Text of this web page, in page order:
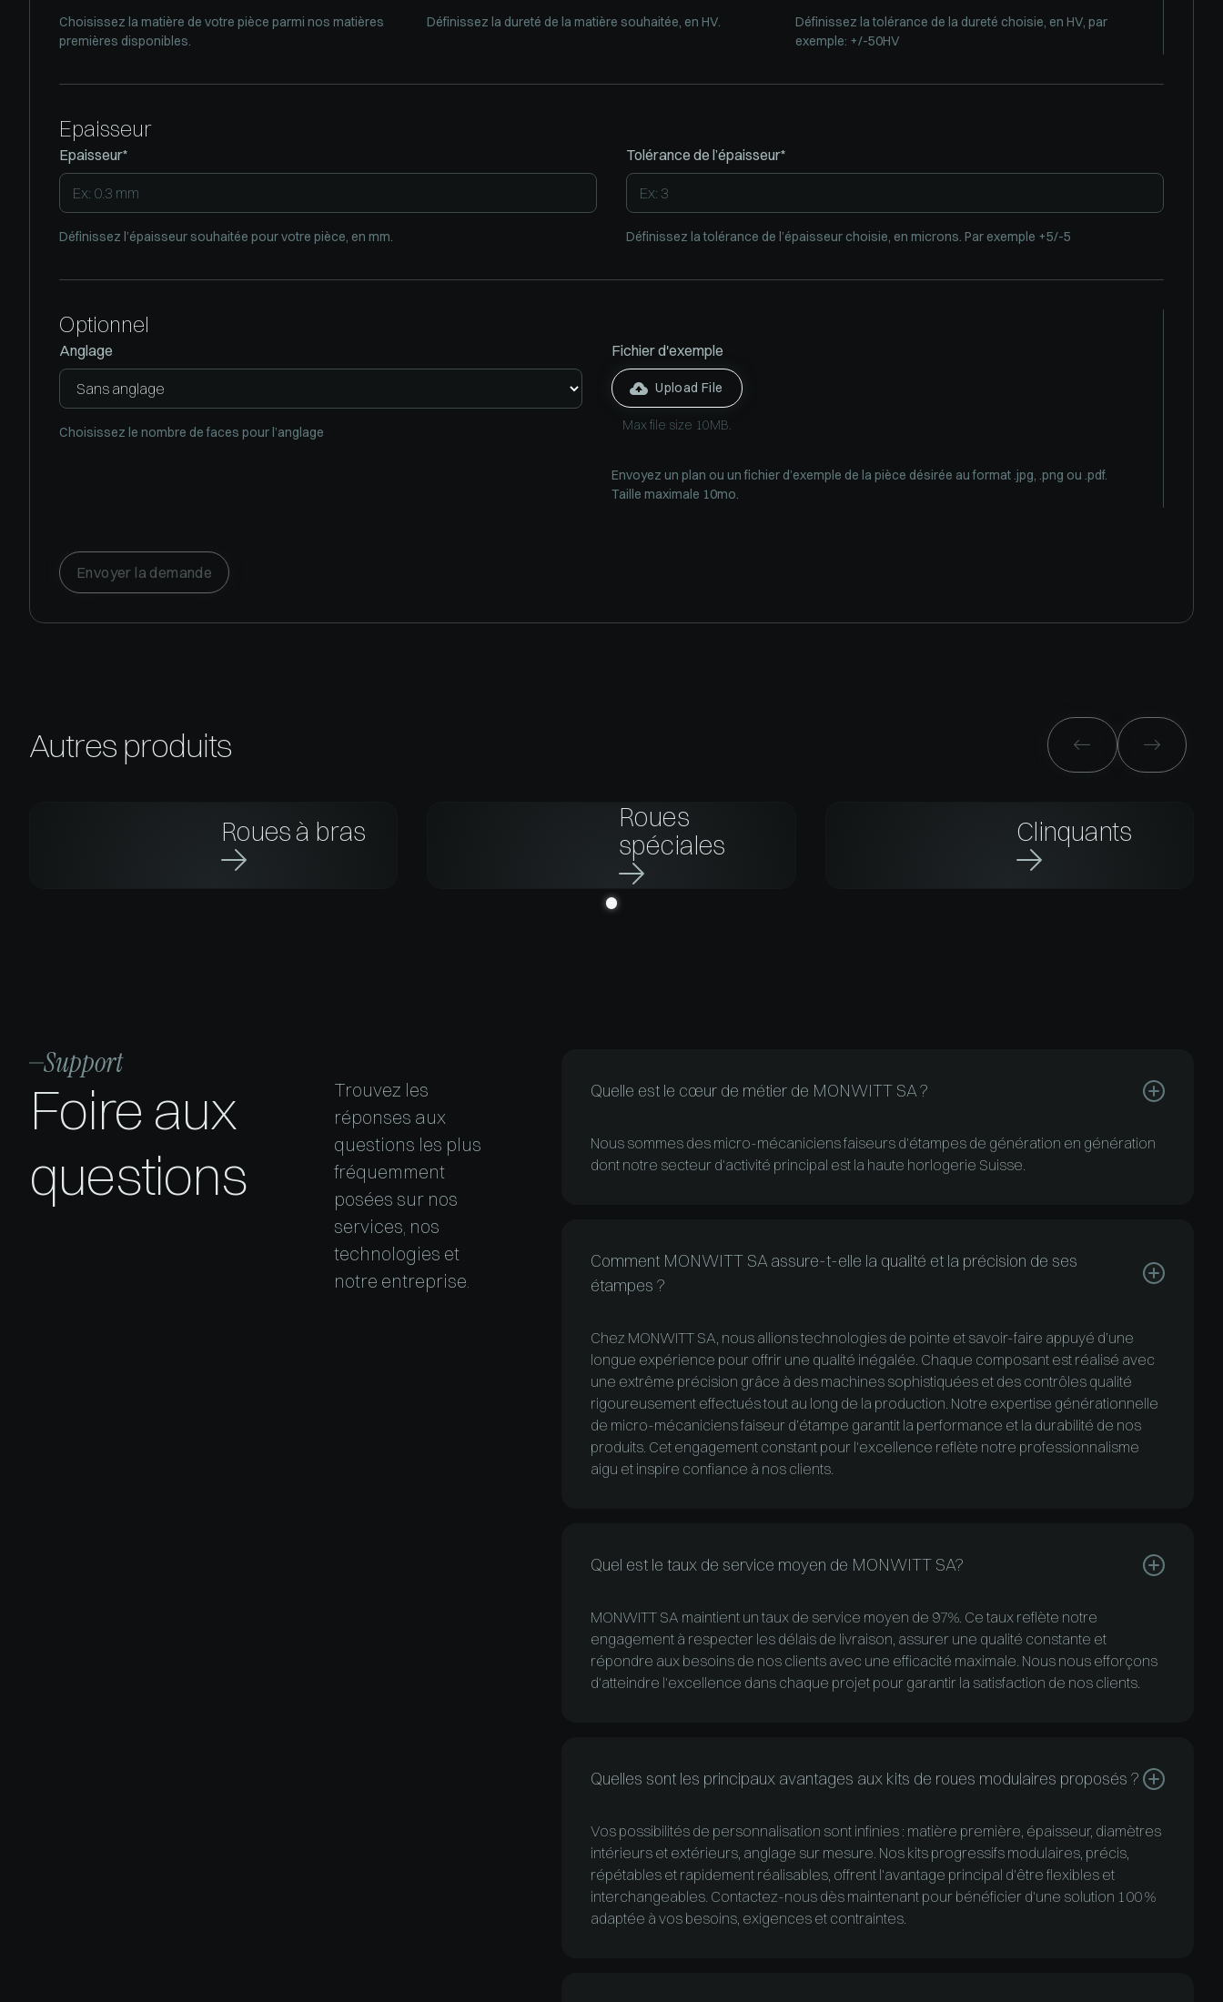
Choisissez la matière de votre pièce parmi nos matières
premières disponibles.
Définissez la dureté de la matière souhaitée, en HV.
Définissez la tolérance de la dureté choisie, en HV, par
exemple: +/-50HV
Epaisseur
Epaisseur*
Définissez l’épaisseur souhaitée pour votre pièce, en mm.
Tolérance de l’épaisseur*
Définissez la tolérance de l’épaisseur choisie, en microns. Par exemple +5/-5
Optionnel
Anglage
Choisissez le nombre de faces pour l’anglage
Fichier d'exemple
Upload File
Max file size 10MB.
Envoyez un plan ou un fichier d’exemple de la pièce désirée au format .jpg, .png ou .pdf.
Taille maximale 10mo.
Envoyer la demande
Autres produits  
Roues à bras

Roues
spéciales

Clinquants

Support
Foire aux
questions
Trouvez les
réponses aux
questions les plus
fréquemment
posées sur nos
services, nos
technologies et
notre entreprise.
Quelle est le cœur de métier de MONWITT SA ?
Nous sommes des micro-mécaniciens faiseurs d'étampes de génération en génération
dont notre secteur d'activité principal est la haute horlogerie Suisse.
Comment MONWITT SA assure-t-elle la qualité et la précision de ses
étampes ?
Chez MONWITT SA, nous allions technologies de pointe et savoir-faire appuyé d’une
longue expérience pour offrir une qualité inégalée. Chaque composant est réalisé avec
une extrême précision grâce à des machines sophistiquées et des contrôles qualité
rigoureusement effectués tout au long de la production. Notre expertise générationnelle
de micro-mécaniciens faiseur d’étampe garantit la performance et la durabilité de nos
produits. Cet engagement constant pour l'excellence reflète notre professionnalisme
aigu et inspire confiance à nos clients.
Quel est le taux de service moyen de MONWITT SA?
MONWITT SA maintient un taux de service moyen de 97%. Ce taux reflète notre
engagement à respecter les délais de livraison, assurer une qualité constante et
répondre aux besoins de nos clients avec une efficacité maximale. Nous nous efforçons
d'atteindre l'excellence dans chaque projet pour garantir la satisfaction de nos clients.
Quelles sont les principaux avantages aux kits de roues modulaires proposés ?
Vos possibilités de personnalisation sont infinies : matière première, épaisseur, diamètres
intérieurs et extérieurs, anglage sur mesure. Nos kits progressifs modulaires, précis,
répétables et rapidement réalisables, offrent l'avantage principal d'être flexibles et
interchangeables. Contactez-nous dès maintenant pour bénéficier d'une solution 100 %
adaptée à vos besoins, exigences et contraintes.